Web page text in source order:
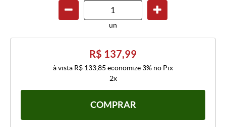
un
R$ 137,99
à vista R$ 133,85 economize 3% no Pix
2x
COMPRAR